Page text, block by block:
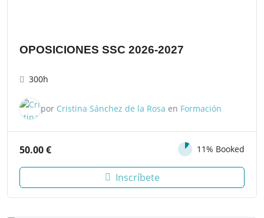
OPOSICIONES SSC 2026-2027
300h
por Cristina Sánchez de la Rosa en Formación
50.00€ 11% Booked
Inscríbete